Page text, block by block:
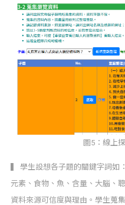
圖5：線上
▍ 學生設想各子題的關鍵字詞如
元素、食物、魚、含量、大腦、
資料來源可信度與理由。學生蒐